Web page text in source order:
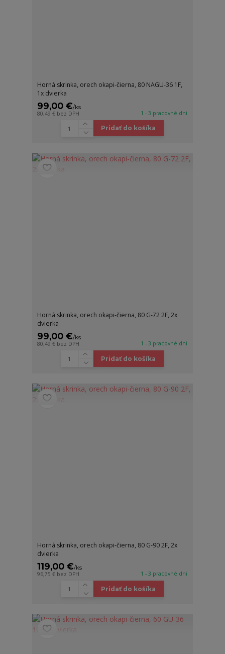
Horná skrinka, orech okapi-čierna, 80 NAGU-36 1F,
1x dvierka
99,00 €/ks
80,49 € bez DPH 1 - 3 pracovné dni
Pridať do košíka
Horná skrinka, orech okapi-čierna, 80 G-72 2F, 2x
dvierka
99,00 €/ks
80,49 € bez DPH 1 - 3 pracovné dni
Pridať do košíka
Horná skrinka, orech okapi-čierna, 80 G-90 2F, 2x
dvierka
119,00 €/ks
96,75 € bez DPH 1 - 3 pracovné dni
Pridať do košíka